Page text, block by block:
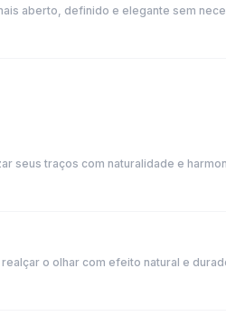
aberto, definido e elegante sem
seus traços com naturalidade e
o olhar com efeito natural e